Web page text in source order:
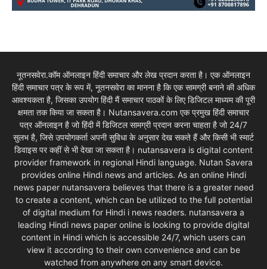
नूतनसवेरा.कॉम ऑनलाइन हिंदी समाचार और लेख प्रदान करता है। एक ऑनलाइन
हिंदी समाचार पत्र के रूप में, नूतनसवेरा का मानना है कि एक सामग्री बनाने की अधिक
आवश्यकता है, जिसका उपयोग हिंदी मैं समाचार पाठकों के लिए डिजिटल माध्यम की पूरी
क्षमता तक किया जा सकता है। Nutansavera.com एक प्रमुख हिंदी समाचार
पत्र ऑनलाइन है जो हिंदी में डिजिटल सामग्री प्रदान करना चाहता है जो 24/7
सुलभ है, जिसे उपयोगकर्ता अपनी सुविधा के अनुसार देख सकते हैं और किसी भी स्मार्ट
डिवाइस पर कहीं से भी देखा जा सकता है। nutansavera is digital content
provider framework in regional Hindi language. Nutan Savera
provides online Hindi news and articles. As an online Hindi
news paper nutansavera believes that there is a greater need
to create a content, which can be utilized to the full potential
of digital medium for Hindi i news readers. nutansavera a
leading Hindi news paper online is looking to provide digital
content in Hindi which is accessible 24/7, which users can
view it according to their own convenience and can be
watched from anywhere on any smart device.